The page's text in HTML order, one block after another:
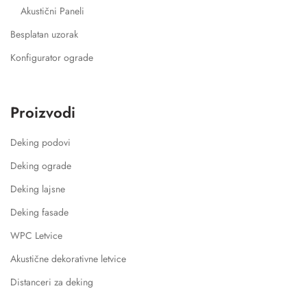
Akustični Paneli
Besplatan uzorak
Konfigurator ograde
Proizvodi
Deking podovi
Deking ograde
Deking lajsne
Deking fasade
WPC Letvice
Akustične dekorativne letvice
Distanceri za deking